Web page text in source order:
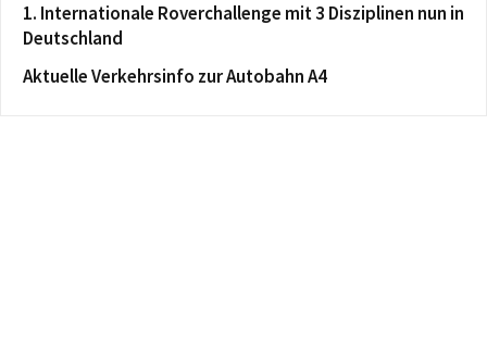
1. Internationale Roverchallenge mit 3 Disziplinen nun in
Deutschland
Aktuelle Verkehrsinfo zur Autobahn A4